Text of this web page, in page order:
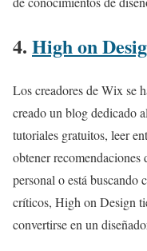
4. High on
Los creadores de Wix se
creado un blog dedicado
tutoriales gratuitos, leer
obtener recomendaciones
personal o está buscando
críticos, High on Design
convertirse en un